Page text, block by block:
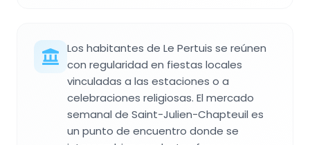
Los habitantes de Le Pertuis se reúnen
con regularidad en fiestas locales
vinculadas a las estaciones o a
celebraciones religiosas. El mercado
semanal de Saint-Julien-Chapteuil es
un punto de encuentro donde se